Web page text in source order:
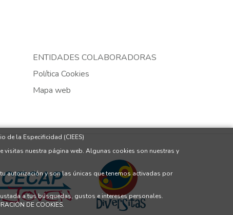
ENTIDADES COLABORADORAS
Política Cookies
Mapa web
de la Especificidad (CIEES)
visitas nuestra página web. Algunas cookies son nuestras y
autorización y son las únicas que tenemos activadas por
a tus búsquedas, gustos e intereses personales.
DE COOKIES.